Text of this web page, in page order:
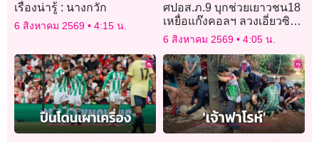
เรื่องน่ารู้ : นางกวัก
6 สิงหาคม 2569 4:15 น.
ศปอส.ภ.9 บุกช่วยเยาวชน18
เหยื่อแก๊งคอลฯ ลวงเอี่ยวซิมผี
หลอกโอน 2 ล้าน
6 สิงหาคม 2569 4:05 น.